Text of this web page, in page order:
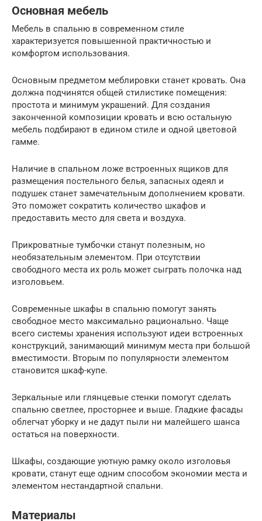
Основная мебель
Мебель в спальню в современном стиле
характеризуется повышенной практичностью и
комфортом использования.
Основным предметом меблировки станет кровать. Она
должна подчинятся общей стилистике помещения:
простота и минимум украшений. Для создания
законченной композиции кровать и всю остальную
мебель подбирают в едином стиле и одной цветовой
гамме.
Наличие в спальном ложе встроенных ящиков для
размещения постельного белья, запасных одеял и
подушек станет замечательным дополнением кровати.
Это поможет сократить количество шкафов и
предоставить место для света и воздуха.
Прикроватные тумбочки станут полезным, но
необязательным элементом. При отсутствии
свободного места их роль может сыграть полочка над
изголовьем.
Современные шкафы в спальню помогут занять
свободное место максимально рационально. Чаще
всего системы хранения используют идеи встроенных
конструкций, занимающий минимум места при большой
вместимости. Вторым по популярности элементом
становится шкаф-купе.
Зеркальные или глянцевые стенки помогут сделать
спальню светлее, просторнее и выше. Гладкие фасады
облегчат уборку и не дадут пыли ни малейшего шанса
остаться на поверхности.
Шкафы, создающие уютную рамку около изголовья
кровати, станут еще одним способом экономии места и
элементом нестандартной спальни.
Материалы